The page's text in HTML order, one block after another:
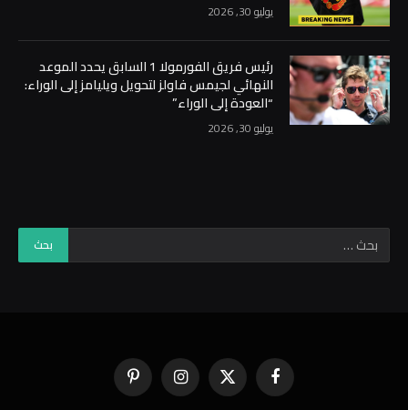
يوليو 30, 2026
رئيس فريق الفورمولا 1 السابق يحدد الموعد
النهائي لجيمس فاولز لتحويل ويليامز إلى الوراء:
“العودة إلى الوراء”
يوليو 30, 2026
فيسبوك X
(Twitter)
الانستغرامبينتيريست